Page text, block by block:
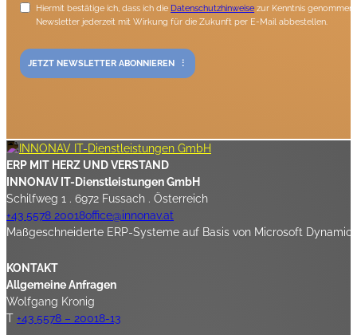
Hiermit bestätige ich, dass ich die Datenschutzhinweise zur Kenntnis
Newsletter jederzeit mit Wirkung für die Zukunft per E-Mail abbestellen.
JETZT NEWSLETTER ABONNIEREN
ERP MIT HERZ UND VERSTAND
INNONAV IT-Dienstleistungen GmbH
Schilfweg 1 . 6972 Fussach . Österreich
+43 5578 20018office@innonav.at
Maßgeschneiderte ERP-Systeme auf Basis von Microsoft
KONTAKT
Allgemeine Anfragen
Wolfgang Kronig
T +43 5578 – 20018-13